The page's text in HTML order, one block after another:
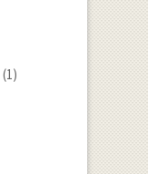
(1)